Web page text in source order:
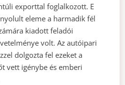
exporttal foglalkozott. E
eleme a harmadik fél
kiadott feladói
volt. Az autóipari
dolgozta fel ezeket a
vett igénybe és emberi